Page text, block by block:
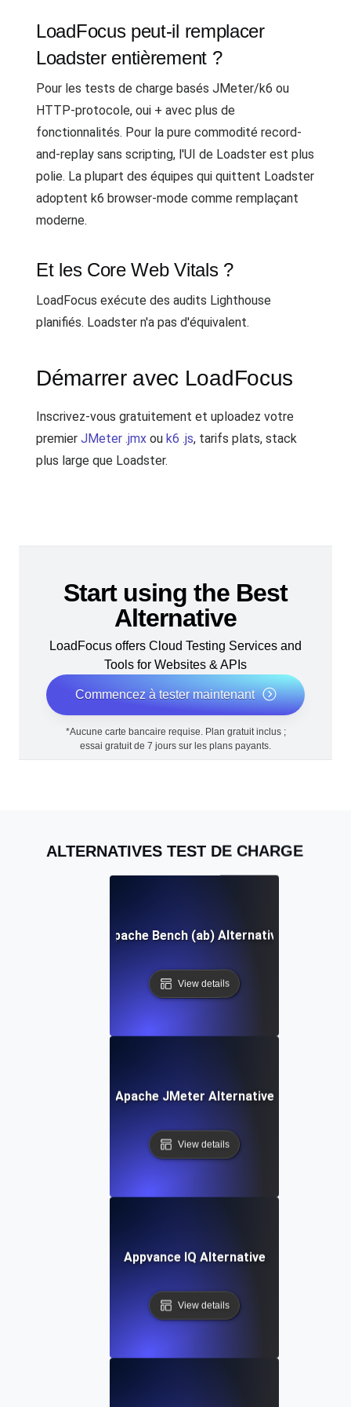
LoadFocus peut-il remplacer
Loadster entièrement ?
Pour les tests de charge basés JMeter/k6 ou
HTTP-protocole, oui + avec plus de
fonctionnalités. Pour la pure commodité record-
and-replay sans scripting, l'UI de Loadster est plus
polie. La plupart des équipes qui quittent Loadster
adoptent k6 browser-mode comme remplaçant
moderne.
Et les Core Web Vitals ?
LoadFocus exécute des audits Lighthouse
planifiés. Loadster n'a pas d'équivalent.
Démarrer avec LoadFocus
Inscrivez-vous gratuitement et uploadez votre
premier JMeter .jmx ou k6 .js, tarifs plats, stack
plus large que Loadster.
Start using the Best
Alternative
LoadFocus offers Cloud Testing Services and
Tools for Websites & APIs
Commencez à tester maintenant
*Aucune carte bancaire requise. Plan gratuit inclus ;
essai gratuit de 7 jours sur les plans payants.
ALTERNATIVES TEST DE CHARGE
Apache Bench (ab) Alternative
View details
Apache JMeter Alternative
View details
Appvance IQ Alternative
View details